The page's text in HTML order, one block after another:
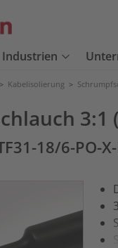
Industrien
> Kabelisolierung >
3:1
18/6-PO-